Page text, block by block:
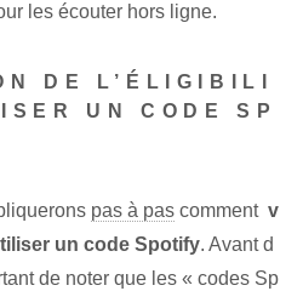
les écouter hors ligne.
DE L’ÉLIGIBILI
UN CODE SP
pas à pas comment ⁤ v
un code ⁢Spotify. Avant d
de noter que les « codes Sp